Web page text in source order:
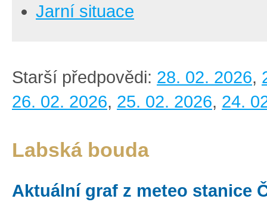
Jarní situace
Starší předpovědi: 28. 02. 2026,
26. 02. 2026, 25. 02. 2026, 24.
Labská bouda
Aktuální graf z meteo stanice